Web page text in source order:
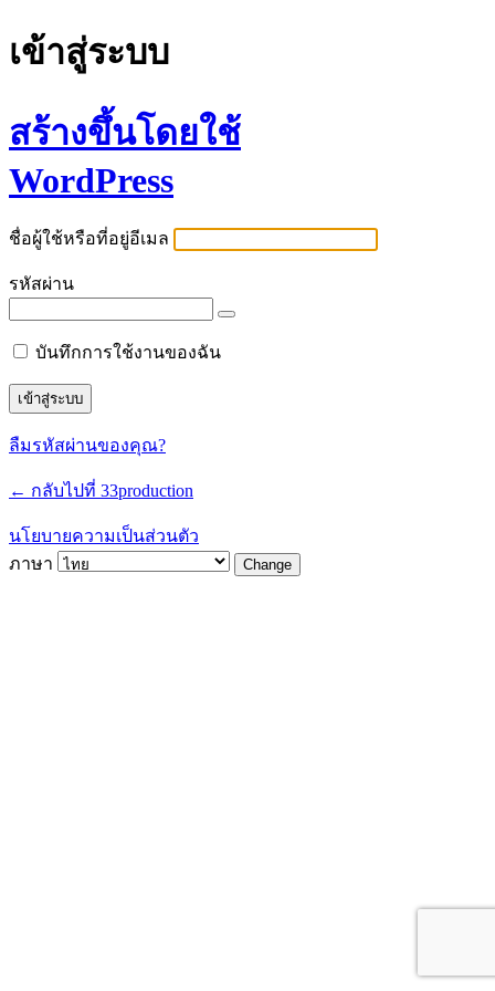
เข้าสู่ระบบ
สร้างขึ้นโดยใช้
WordPress
ชื่อผู้ใช้หรือที่อยู่อีเมล
รหัสผ่าน
บันทึกการใช้งานของฉัน
ลืมรหัสผ่านของคุณ?
← กลับไปที่ 33production
นโยบายความเป็นส่วนตัว
ภาษา